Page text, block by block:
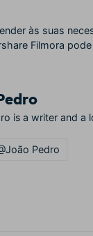
às suas
Filmora
is a writer and a
Pedro